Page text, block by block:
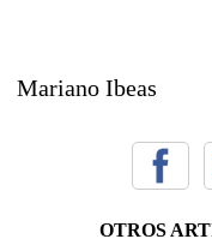
Mariano Ibeas
OTROS